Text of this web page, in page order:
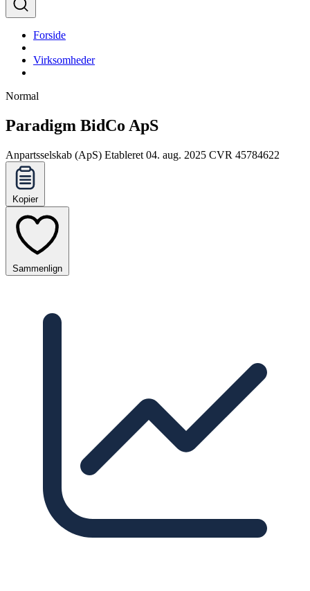
Forside
Virksomheder
Normal
Paradigm BidCo ApS
Anpartsselskab (ApS) Etableret 04. aug. 2025 CVR 45784622
Kopier
Sammenlign